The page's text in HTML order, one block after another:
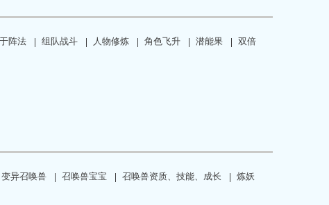
阵法 组队战斗 人物修炼 角色飞升 潜能果
双倍
变异召唤兽 召唤兽宝宝 召唤兽资质、技能、成长
炼妖